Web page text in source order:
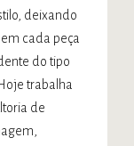
deixando
cada peça
do tipo
trabalha
de